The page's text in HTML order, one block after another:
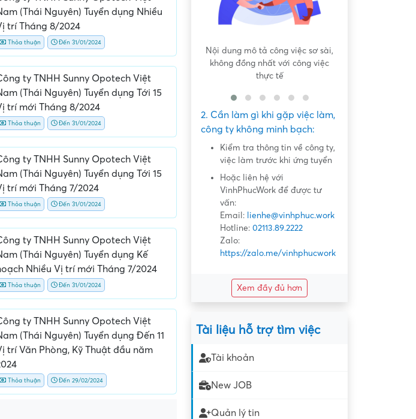
(Thái Nguyên) Tuyển dụng Nhiều
trí Tháng 8/2024
Thỏa thuận Đến 31/01/2024
ty TNHH Sunny Opotech Việt
(Thái Nguyên) Tuyển dụng Tới 15
trí mới Tháng 8/2024
Thỏa thuận Đến 31/01/2024
ty TNHH Sunny Opotech Việt
(Thái Nguyên) Tuyển dụng Tới 15
trí mới Tháng 7/2024
Thỏa thuận Đến 31/01/2024
ty TNHH Sunny Opotech Việt
(Thái Nguyên) Tuyển dụng Kế
Nhiều Vị trí mới Tháng 7/2024
Thỏa thuận Đến 31/01/2024
ty TNHH Sunny Opotech Việt
(Thái Nguyên) Tuyển dụng Đến 11
trí Văn Phòng, Kỹ Thuật đầu năm
Thỏa thuận Đến 29/02/2024
tờ không rõ
Địa điểm phỏng vấn bất bình
Nội dung mô tả công việc sơ sài,
không đồng nhất với công việc
thực tế
2. Cần làm gì khi gặp việc làm,
công ty không minh bạch:
Kiểm tra thông tin về công ty,
việc làm trước khi ứng tuyển
Hoặc liên hệ với
VinhPhucWork để được tư
vấn:
Email: lienhe@vinhphuc.work
Hotline: 02113.89.2222
Zalo:
https://zalo.me/vinhphucwork
Xem đầy đủ hơn
Tài liệu hỗ trợ tìm việc
Tài khoản
New JOB
Quản lý tin